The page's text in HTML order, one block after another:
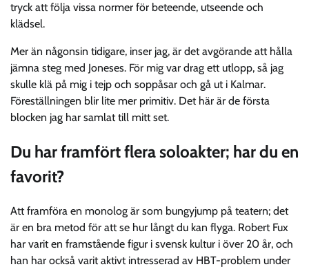
tryck att följa vissa normer för beteende, utseende och
klädsel.
Mer än någonsin tidigare, inser jag, är det avgörande att hålla
jämna steg med Joneses. För mig var drag ett utlopp, så jag
skulle klä på mig i tejp och soppåsar och gå ut i Kalmar.
Föreställningen blir lite mer primitiv. Det här är de första
blocken jag har samlat till mitt set.
Du har framfört flera soloakter; har du en
favorit?
Att framföra en monolog är som bungyjump på teatern; det
är en bra metod för att se hur långt du kan flyga. Robert Fux
har varit en framstående figur i svensk kultur i över 20 år, och
han har också varit aktivt intresserad av HBT-problem under